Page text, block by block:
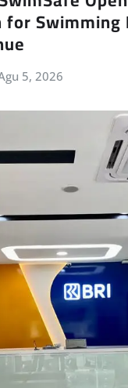
Swimming
5, 2026